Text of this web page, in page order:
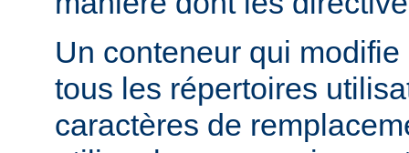
Un conteneur qui
tous les répertoires
caractères de